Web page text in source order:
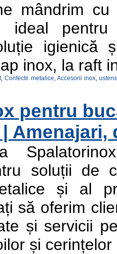
mândrim
ideal
igienică
inox, la raft
,Confectii metalice, Accesorii inox,
pentru
Amenajari,
soluții de
și al
să oferim
și servicii
și cerințelor